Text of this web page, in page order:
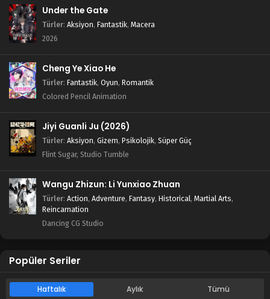
Under the Gate
Türler: Aksiyon, Fantastik, Macera
2026
Cheng Ye Xiao He
Türler: Fantastik, Oyun, Romantik
Colored Pencil Animation
Jiyi Guanli Ju (2026)
Türler: Aksiyon, Gizem, Psikolojik, Süper Güç
Flint Sugar, Studio Tumble
Wangu Zhizun: Li Yunxiao Zhuan
Türler: Action, Adventure, Fantasy, Historical, Martial Arts,
Reincarnation
Dancing CG Studio
Popüler Seriler
Haftalık Aylık Tümü